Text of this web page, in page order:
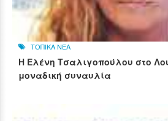
ΤΟΠΙΚΑ ΝΕΑ
Η Ελένη Τσαλιγοπούλου στο
μοναδική συναυλία